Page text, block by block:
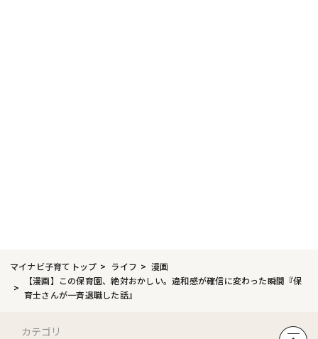
マイナビ子育てトップ ライフ
漫画
【漫画】この保育園、絶対おかしい。違和感が確信に変わった瞬間『保
育士さんが一斉退職した話』
カテゴリ